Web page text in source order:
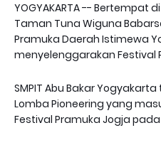
YOGYAKARTA -- Bertempat
Taman Tuna Wiguna
Pramuka Daerah Istimewa
menyelenggarakan Festival
SMPIT Abu Bakar
Lomba Pioneering yang
Festival Pramuka Jogja